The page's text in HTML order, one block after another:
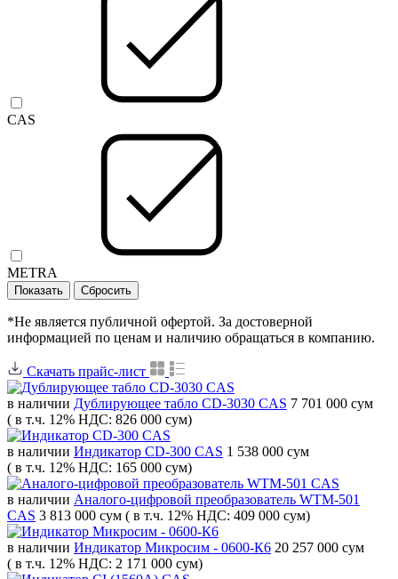
CAS
METRA
*Не является публичной офертой. За достоверной
информацией по ценам и наличию обращаться в компанию.
Скачать прайс-лист
в наличии Дублирующее табло CD-3030 CAS 7 701 000 сум
( в т.ч. 12% НДС: 826 000 сум)
в наличии Индикатор СD-300 CAS 1 538 000 сум
( в т.ч. 12% НДС: 165 000 сум)
в наличии Аналого-цифровой преобразователь WTM-501
CAS 3 813 000 сум ( в т.ч. 12% НДС: 409 000 сум)
в наличии Индикатор Микросим - 0600-К6 20 257 000 сум
( в т.ч. 12% НДС: 2 171 000 сум)